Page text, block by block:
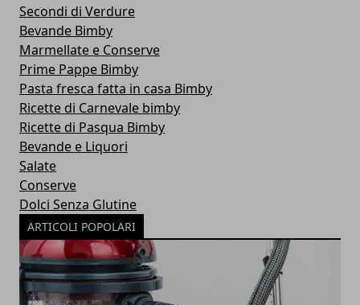
Secondi di Verdure
Bevande Bimby
Marmellate e Conserve
Prime Pappe Bimby
Pasta fresca fatta in casa Bimby
Ricette di Carnevale bimby
Ricette di Pasqua Bimby
Bevande e Liquori
Salate
Conserve
Dolci Senza Glutine
ARTICOLI POPOLARI